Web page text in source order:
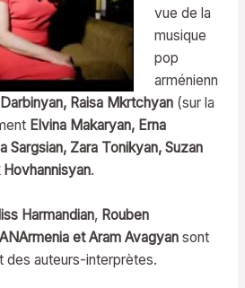
vue de la
musique
pop
arménienn
Raisa Mkrtchyan(sur la
Elvina Makaryan, Erna
Sargsian, Zara Tonikyan, Suzan
.
Harmandian, Rouben
et Aram Avagyansont
des auteurs-interprètes.